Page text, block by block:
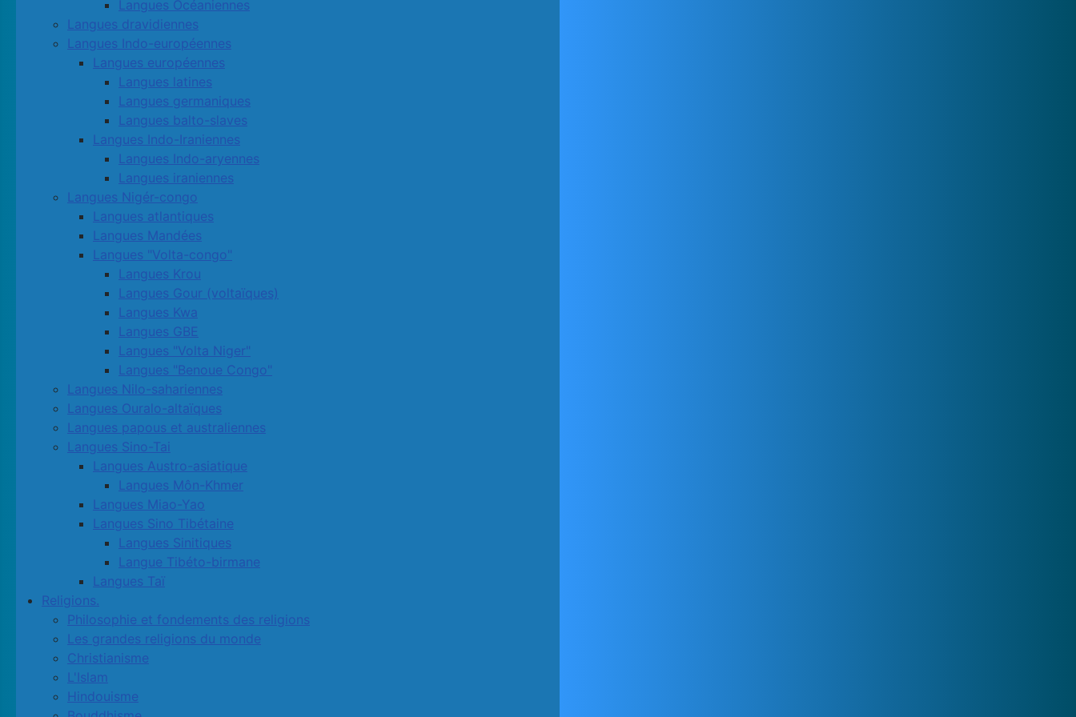
Langues Océaniennes
Langues dravidiennes
Langues Indo-européennes
Langues européennes
Langues latines
Langues germaniques
Langues balto-slaves
Langues Indo-Iraniennes
Langues Indo-aryennes
Langues iraniennes
Langues Nigér-congo
Langues atlantiques
Langues Mandées
Langues "Volta-congo"
Langues Krou
Langues Gour (voltaïques)
Langues Kwa
Langues GBE
Langues "Volta Niger"
Langues "Benoue Congo"
Langues Nilo-sahariennes
Langues Ouralo-altaïques
Langues papous et australiennes
Langues Sino-Tai
Langues Austro-asiatique
Langues Môn-Khmer
Langues Miao-Yao
Langues Sino Tibétaine
Langues Sinitiques
Langue Tibéto-birmane
Langues Taï
Religions.
Philosophie et fondements des religions
Les grandes religions du monde
Christianisme
L'Islam
Hindouisme